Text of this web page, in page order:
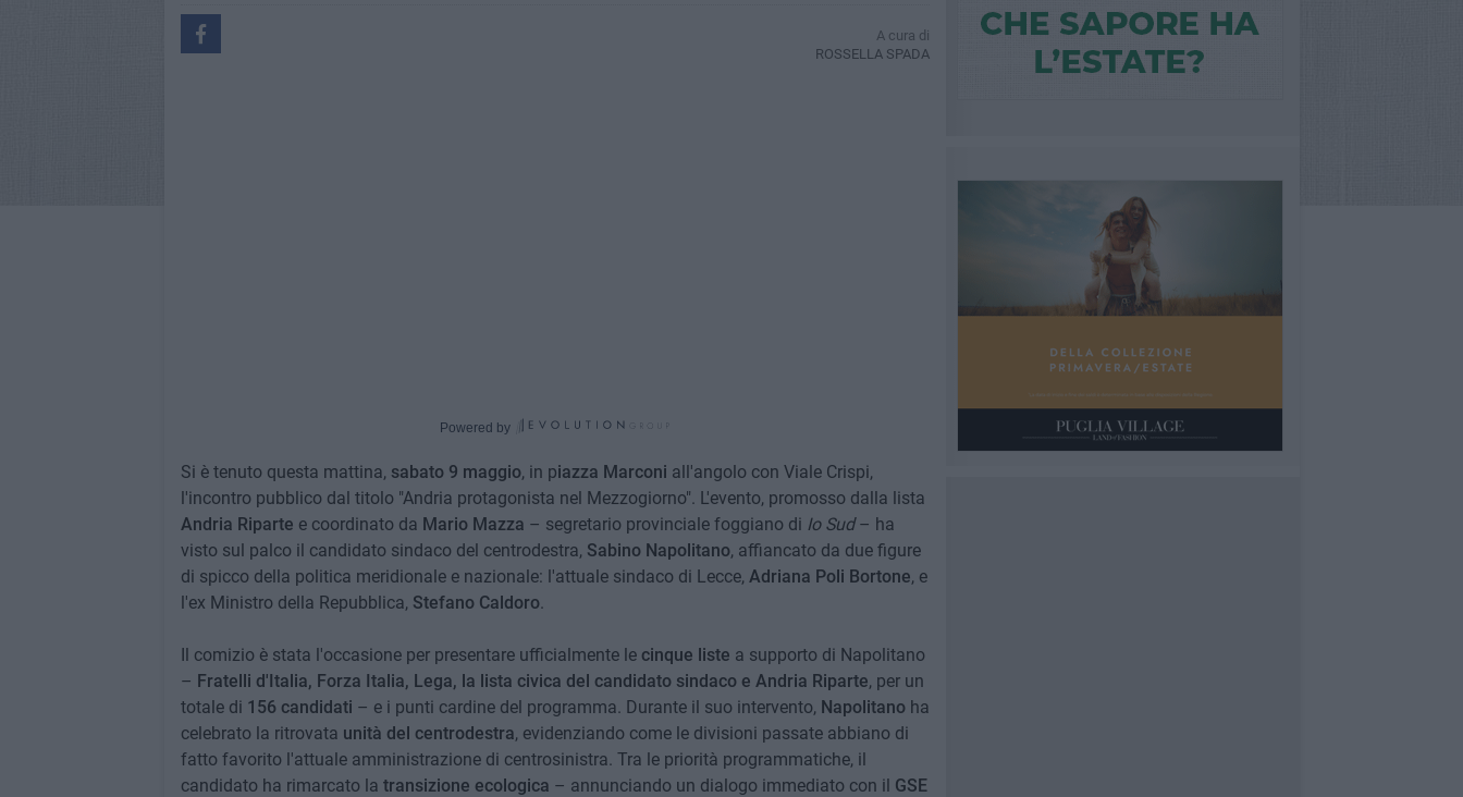
A cura di
ROSSELLA SPADA
Powered by
Si è tenuto questa mattina, sabato 9 maggio, in piazza Marconi all'angolo con Viale Crispi,
l'incontro pubblico dal titolo "Andria protagonista nel Mezzogiorno". L'evento, promosso dalla lista
Andria Riparte e coordinato da Mario Mazza – segretario provinciale foggiano di Io Sud– ha
visto sul palco il candidato sindaco del centrodestra, Sabino Napolitano, affiancato da due figure
di spicco della politica meridionale e nazionale: l'attuale sindaco di Lecce, Adriana Poli Bortone, e
l'ex Ministro della Repubblica, Stefano Caldoro.
Il comizio è stata l'occasione per presentare ufficialmente le cinque liste a supporto di Napolitano
– Fratelli d'Italia, Forza Italia, Lega, la lista civica del candidato sindaco e Andria Riparte, per un
totale di 156 candidati – e i punti cardine del programma. Durante il suo intervento, Napolitanoha
celebrato la ritrovata unità del centrodestra, evidenziando come le divisioni passate abbiano di
fatto favorito l'attuale amministrazione di centrosinistra. Tra le priorità programmatiche, il
candidato ha rimarcato la transizione ecologica – annunciando un dialogo immediato con il GSE